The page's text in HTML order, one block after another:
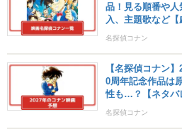
品！見る順番や
入、主題歌など【
名探偵コナン
【名探偵コナン
0周年記念作品は
性も…？【ネタバ
名探偵コナン